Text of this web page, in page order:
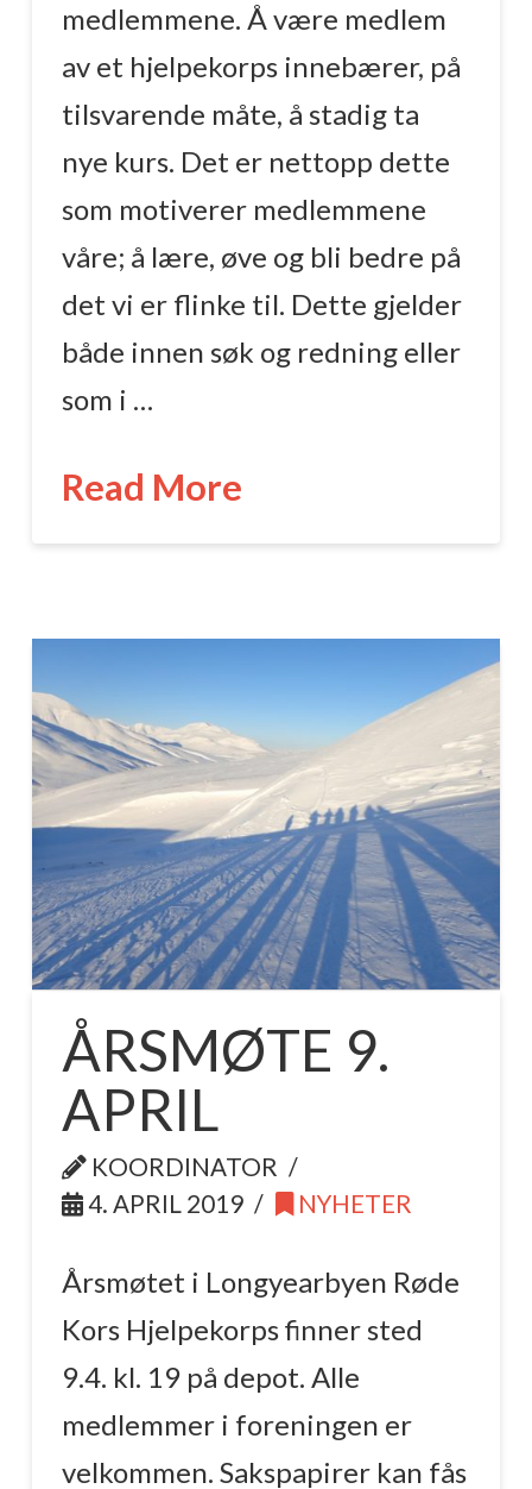
medlemmene. Å være medlem
av et hjelpekorps innebærer, på
tilsvarende måte, å stadig ta
nye kurs. Det er nettopp dette
som motiverer medlemmene
våre; å lære, øve og bli bedre på
det vi er flinke til. Dette gjelder
både innen søk og redning eller
som i …
Read More
ÅRSMØTE 9.
APRIL
KOORDINATOR
4. APRIL 2019
NYHETER
Årsmøtet i Longyearbyen Røde
Kors Hjelpekorps finner sted
9.4. kl. 19 på depot. Alle
medlemmer i foreningen er
velkommen. Sakspapirer kan fås